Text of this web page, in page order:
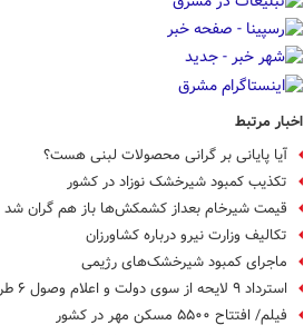
اخبار مرتبط
آیا پایانی بر گرانی محصولات لبنی هست؟
تکذیب کمبود شیرخشک نوزاد در کشور
قیمت شیرخام بعداز کشمکش‌ها باز هم گران شد
تکالیف وزارت نیرو درباره کشاورزان
ماجرای کمبود شیرخشک‌های رژیمی
استرداد ۹ لایحه از سوی دولت و اعلام وصول ۶ طرح و لایحه جدید
فیلم/ افتتاح ۵۵۰۰ مسکن مهر در کشور